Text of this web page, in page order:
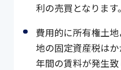
利の売買となります。
費用的に所有権土
地の固定資産税は
年間の賃料が発生致